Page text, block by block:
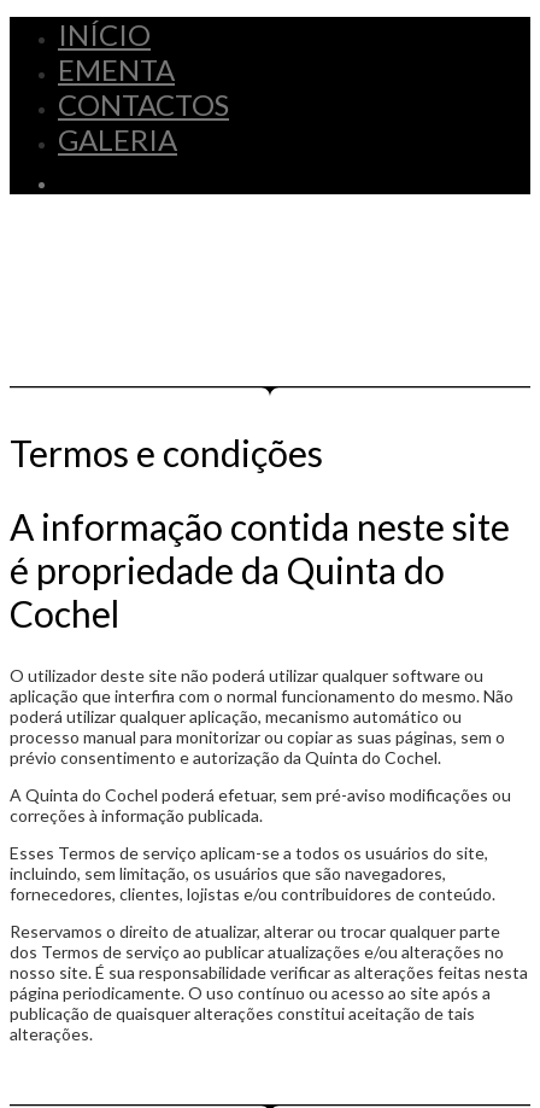
INÍCIO
EMENTA
CONTACTOS
GALERIA
Termos e condições
A informação contida neste site
é propriedade da Quinta do
Cochel
O utilizador deste site não poderá utilizar qualquer software ou
aplicação que interfira com o normal funcionamento do mesmo. Não
poderá utilizar qualquer aplicação, mecanismo automático ou
processo manual para monitorizar ou copiar as suas páginas, sem o
prévio consentimento e autorização da Quinta do Cochel.
A Quinta do Cochel poderá efetuar, sem pré-aviso modificações ou
correções à informação publicada.
Esses Termos de serviço aplicam-se a todos os usuários do site,
incluindo, sem limitação, os usuários que são navegadores,
fornecedores, clientes, lojistas e/ou contribuidores de conteúdo.
Reservamos o direito de atualizar, alterar ou trocar qualquer parte
dos Termos de serviço ao publicar atualizações e/ou alterações no
nosso site. É sua responsabilidade verificar as alterações feitas nesta
página periodicamente. O uso contínuo ou acesso ao site após a
publicação de quaisquer alterações constitui aceitação de tais
alterações.